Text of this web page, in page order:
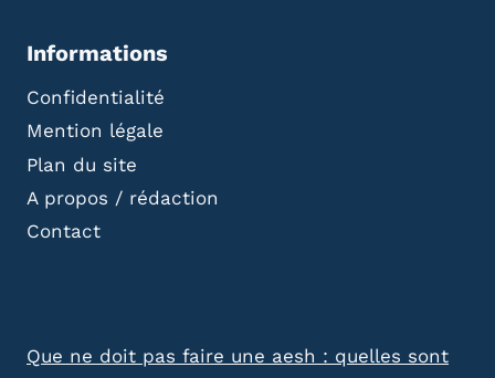
Informations
Confidentialité
Mention légale
Plan du site
A propos / rédaction
Contact
Que ne doit pas faire une aesh : quelles sont